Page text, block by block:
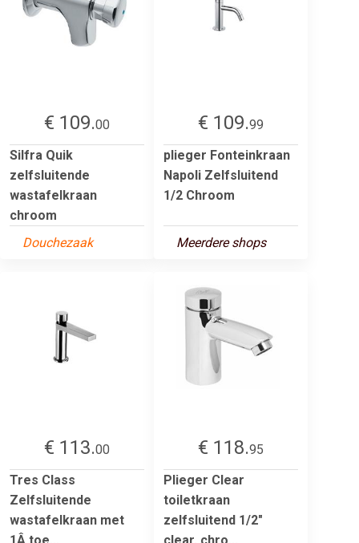
€ 109.00
Silfra Quik
zelfsluitende
wastafelkraan
chroom
Douchezaak
€ 109.99
plieger Fonteinkraan
Napoli Zelfsluitend
1/2 Chroom
Meerdere shops
€ 113.00
Tres Class
Zelfsluitende
wastafelkraan met
€ 118.95
Plieger Clear
toiletkraan
zelfsluitend 1/2"